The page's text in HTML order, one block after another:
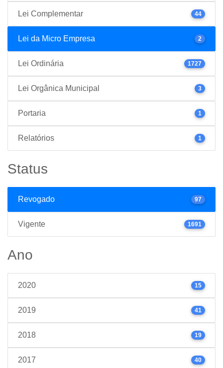
Lei Complementar 44
Lei da Micro Empresa 2
Lei Ordinária 1727
Lei Orgânica Municipal 3
Portaria 1
Relatórios 1
Status
Revogado 97
Vigente 1691
Ano
2020 15
2019 41
2018 19
2017 40